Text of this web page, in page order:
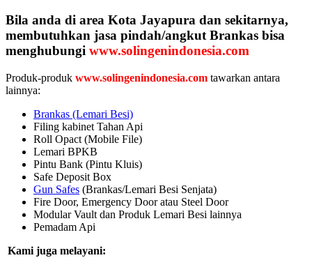
Bila anda di area Kota Jayapura dan sekitarnya,
membutuhkan jasa pindah/angkut Brankas bisa
menghubungi www.solingenindonesia.com
Produk-produk www.solingenindonesia.com tawarkan antara
lainnya:
Brankas (Lemari Besi)
Filing kabinet Tahan Api
Roll Opact (Mobile File)
Lemari BPKB
Pintu Bank (Pintu Kluis)
Safe Deposit Box
Gun Safes (Brankas/Lemari Besi Senjata)
Fire Door, Emergency Door atau Steel Door
Modular Vault dan Produk Lemari Besi lainnya
Pemadam Api
Kami juga melayani: